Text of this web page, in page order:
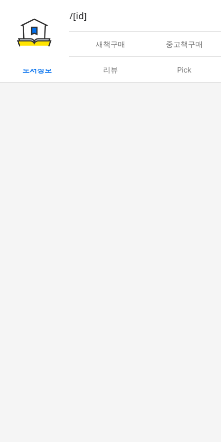
book/rent/[id]
대여 새책구매 중고책구매
도서정보 리뷰 Pick